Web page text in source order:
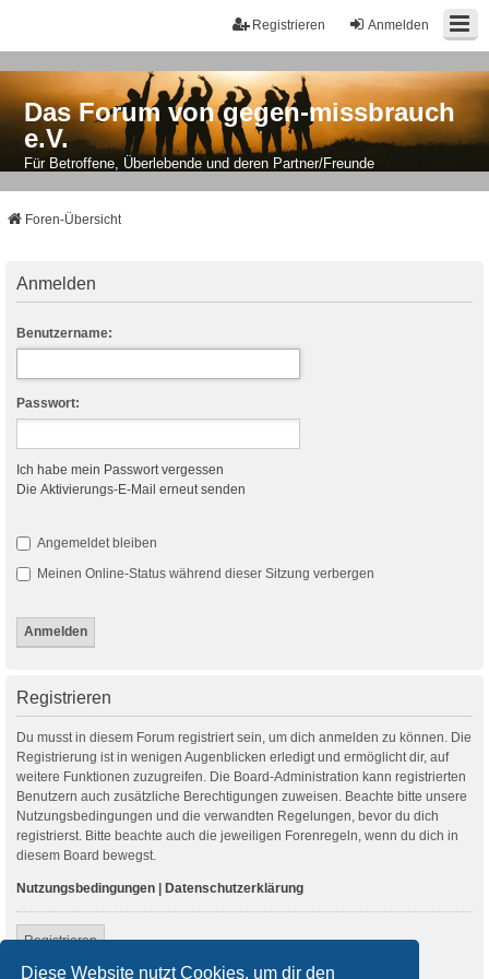
Diese Website nutzt Cookies, um dir den
Anmelden
Registrieren
Das Forum von gegen-missbrauch
e.V.
Für Betroffene, Überlebende und deren Partner/Freunde
Foren-Übersicht
Anmelden
Benutzername:
Passwort:
Ich habe mein Passwort vergessen
Die Aktivierungs-E-Mail erneut senden
Angemeldet bleiben
Meinen Online-Status während dieser Sitzung verbergen
Registrieren
Du musst in diesem Forum registriert sein, um dich anmelden zu können. Die
Registrierung ist in wenigen Augenblicken erledigt und ermöglicht dir, auf
weitere Funktionen zuzugreifen. Die Board-Administration kann registrierten
Benutzern auch zusätzliche Berechtigungen zuweisen. Beachte bitte unsere
Nutzungsbedingungen und die verwandten Regelungen, bevor du dich
registrierst. Bitte beachte auch die jeweiligen Forenregeln, wenn du dich in
diesem Board bewegst.
Nutzungsbedingungen | Datenschutzerklärung
Registrieren